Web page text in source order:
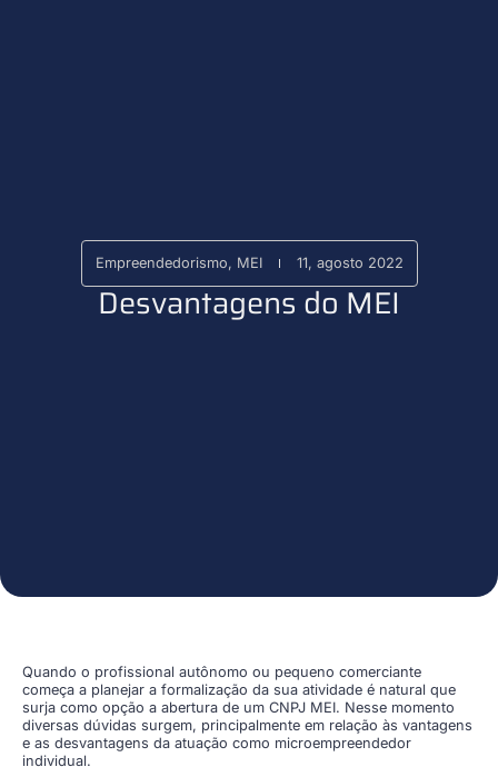
Empreendedorismo, MEI 11, agosto 2022
Desvantagens do MEI
Quando o profissional autônomo ou pequeno comerciante
começa a planejar a formalização da sua atividade é natural que
surja como opção a abertura de um CNPJ MEI. Nesse momento
diversas dúvidas surgem, principalmente em relação às vantagens
e as desvantagens da atuação como microempreendedor
individual.